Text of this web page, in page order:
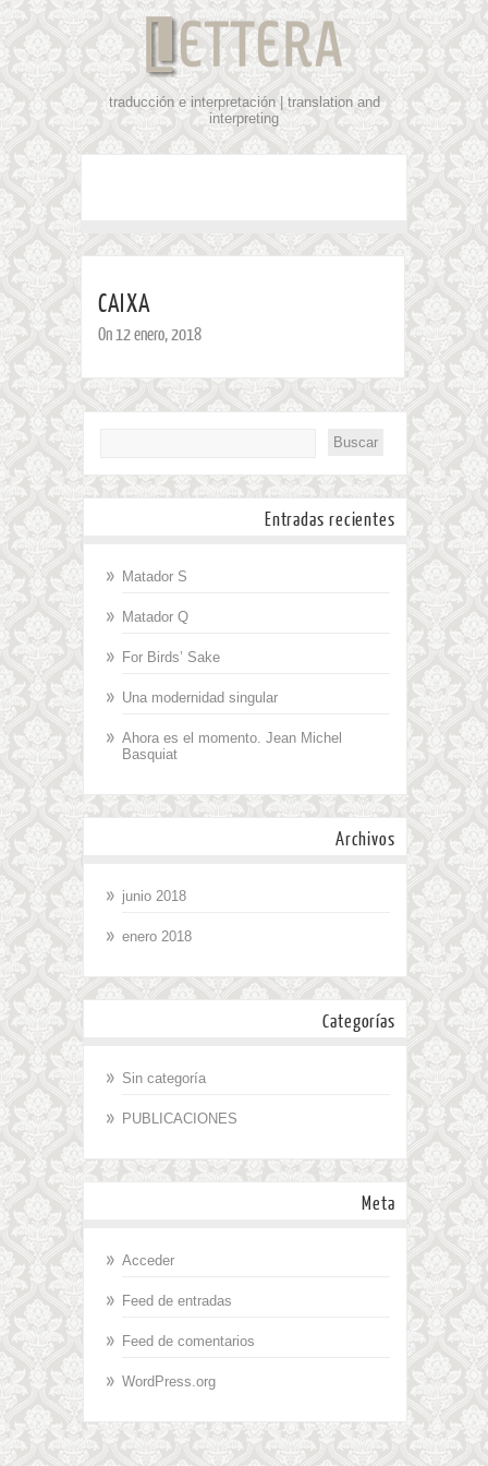
traducción e interpretación | translation and
interpreting
CAIXA
On 12 enero, 2018
Entradas recientes
Matador S
Matador Q
For Birds’ Sake
Una modernidad singular
Ahora es el momento. Jean Michel
Basquiat
Archivos
junio 2018
enero 2018
Categorías
Sin categoría
PUBLICACIONES
Meta
Acceder
Feed de entradas
Feed de comentarios
WordPress.org